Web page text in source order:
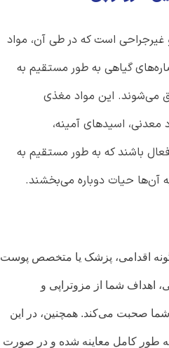
است که در طی آن، مواد
گیاهی به طور مستقیم به
این مواد مغذی
اسیدهای آمینه،
باشند که به طور مستقیم به
حیات دوباره می‌بخشند.
اقدامی، پزشک یا متخصص پوست
شما از مزوتراپی و
صحبت می‌کند. همچنین، در این
کامل معاینه شده و در صورت